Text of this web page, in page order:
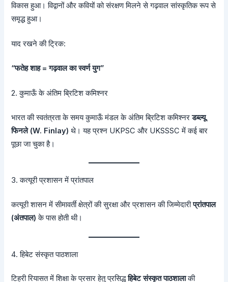
विकास हुआ। विद्वानों और कवियों को संरक्षण मिलने से गढ़वाल सांस्कृतिक रूप से
समृद्ध हुआ।
याद रखने की ट्रिक:
“फतेह शाह = गढ़वाल का स्वर्ण युग”
2. कुमाऊँ के अंतिम ब्रिटिश कमिश्नर
भारत की स्वतंत्रता के समय कुमाऊँ मंडल के अंतिम ब्रिटिश कमिश्नरडब्ल्यू.
फिनले (W. Finlay) थे। यह प्रश्न UKPSC और UKSSSC में कई बार
पूछा जा चुका है।
3. कत्यूरी प्रशासन में प्रांतपाल
कत्यूरी शासन में सीमावर्ती क्षेत्रों की सुरक्षा और प्रशासन की जिम्मेदारीप्रांतपाल
(अंतपाल) के पास होती थी।
4. हिबेट संस्कृत पाठशाला
टिहरी रियासत में शिक्षा के प्रसार हेतु प्रसिद्धहिबेट संस्कृत पाठशालाकी